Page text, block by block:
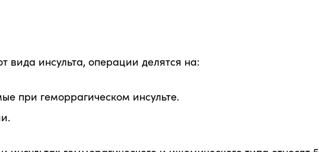
вида инсульта, операции делятся на:
при геморрагическом инсульте.